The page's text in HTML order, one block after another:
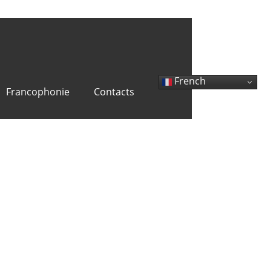
Francophonie Contacts
French